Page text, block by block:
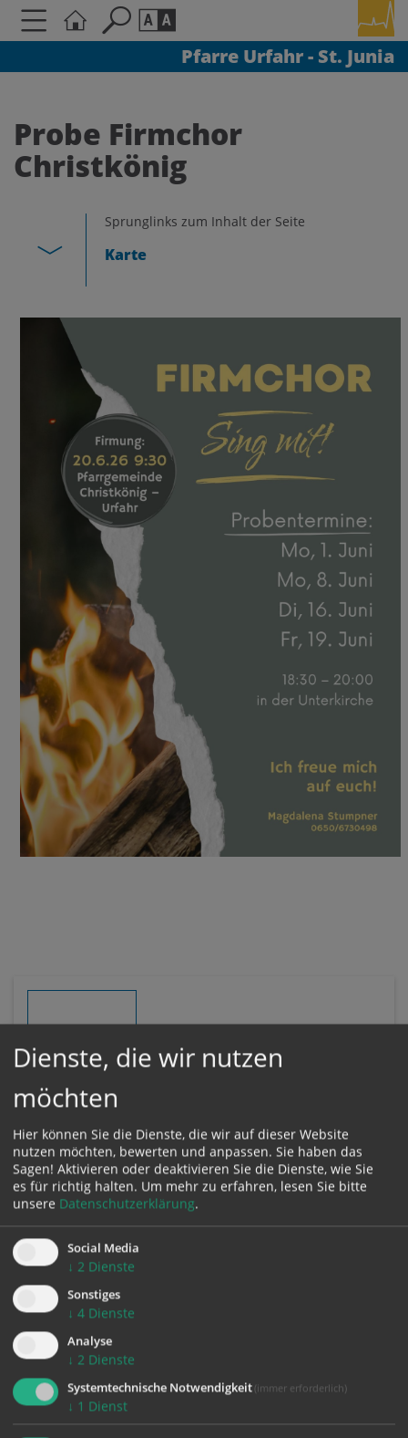
Pfarre Urfahr - St. Junia
Schriftgröße
AAA
Kontrasteinstellungen
A
Probe Firmchor
Christkönig
Sprunglinks zum Inhalt der Seite
Karte
MONTAG
01.06.
Zeit:
BEGINN01. Juni 2026,18:30 Uhr
Ort:
Peuerbachstraße 10
4040 Linz
Dienste, die wir nutzen
möchten
Hier können Sie die Dienste, die wir auf dieser Website
nutzen möchten, bewerten und anpassen. Sie haben das
Sagen! Aktivieren oder deaktivieren Sie die Dienste, wie Sie
es für richtig halten. Um mehr zu erfahren, lesen Sie bitte
unsere Datenschutzerklärung.
Social Media
↓ 2 Dienste
Sonstiges
↓ 4 Dienste
Analyse
↓ 2 Dienste
Systemtechnische Notwendigkeit (immer erforderlich)
↓ 1 Dienst